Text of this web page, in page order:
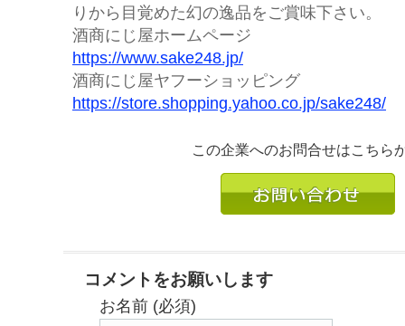
りから目覚めた幻の逸品をご賞味下さい。
酒商にじ屋ホームページ
https://www.sake248.jp/
酒商にじ屋ヤフーショッピング
https://store.shopping.yahoo.co.jp/sake248/
この企業へのお問合せはこちら
コメントをお願いします
お名前 (必須)